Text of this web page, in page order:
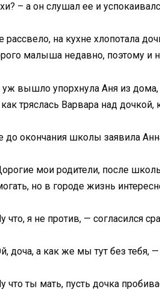
– а он слушал ее и
рассвело, на кухне хлопотала
малыша недавно, поэтому и
уж вышло упорхнула Аня из
тряслась Варвара над дочкой,
до окончания школы заявила
мои родители, после
но в городе жизнь
что, я не против, — согласился
доча, а как же мы тут без тебя,
что ты мать, пусть дочка